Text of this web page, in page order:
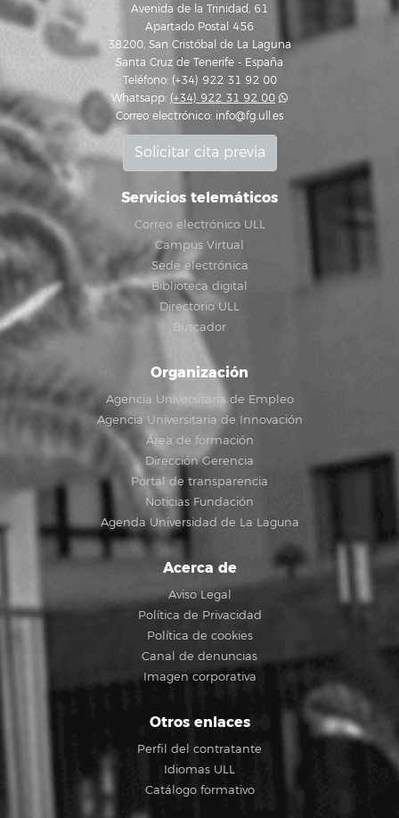
Avenida de la Trinidad, 61
Apartado Postal 456
38200, San Cristóbal de La Laguna
Santa Cruz de Tenerife - España
Teléfono: (+34) 922 31 92 00
Whatsapp: (+34) 922 31 92 00
Correo electrónico: info@fg.ull.es
Solicitar cita previa
Servicios telemáticos
Correo electrónico ULL
Campus Virtual
Sede electrónica
Biblioteca digital
Directorio ULL
Buscador
Organización
Agencia Universitaria de Empleo
Agencia Universitaria de Innovación
Área de formación
Dirección Gerencia
Portal de transparencia
Noticias Fundación
Agenda Universidad de La Laguna
Acerca de
Aviso Legal
Política de Privacidad
Política de cookies
Canal de denuncias
Imagen corporativa
Otros enlaces
Perfil del contratante
Idiomas ULL
Catálogo formativo